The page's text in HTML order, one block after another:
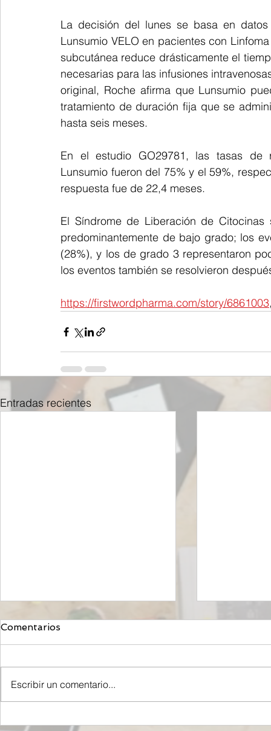
La decisión del lunes se basa en
Lunsumio VELO en pacientes con
subcutánea reduce drásticamente el
necesarias para las infusiones
original, Roche afirma que Lunsumio
tratamiento de duración fija que se
hasta seis meses.
En el estudio GO29781, las tasas de
Lunsumio fueron del 75% y el 59%,
respuesta fue de 22,4 meses.
El Síndrome de Liberación de
predominantemente de bajo grado; los
(28%), y los de grado 3 representaron
los eventos también se resolvieron
https://firstwordpharma.com/story/6861003
Entradas recientes
Comentarios
Escribir un comentario...